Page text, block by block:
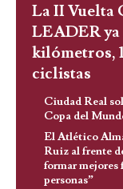
La II Vuelta
LEADER ya
kilómetros,
ciclistas
Ciudad Real
Copa del
El Atlético
Ruiz al frente
formar mejores
personas”